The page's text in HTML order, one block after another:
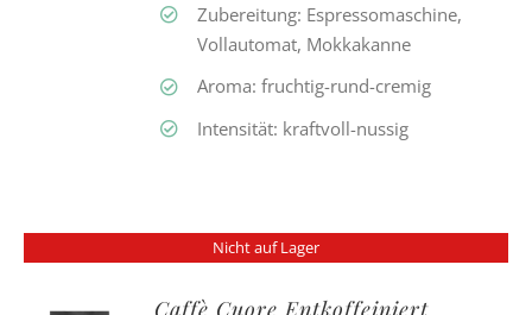
Zubereitung: Espressomaschine,
Vollautomat, Mokkakanne
Aroma: fruchtig-rund-cremig
Intensität: kraftvoll-nussig
Nicht auf Lager